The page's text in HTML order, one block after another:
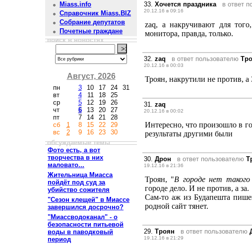
Miass.info
Справочник Miass.BIZ
Собрание депутатов
Почетные граждане
поиск в новостях
Август, 2026
пн
вт
ср
чт
пт
сб
вс
1
2
3
4
5
6
7
8
9
10
11
12
13
14
15
16
17
18
19
20
21
22
23
24
25
26
27
28
29
30
31
обсуждаемые темы
Фото есть, а вот
творчества в них
маловато...
Жительница Миасса
пойдёт под суд за
убийство сожителя
"Сезон клещей" в Миассе
завершился досрочно?
"Миассводоканал" - о
безопасности питьевой
воды в паводковый
период
33. Хочется праздника в ответ
20.12.16 в 09:16
zaq, а накручивают для
монитора, правда, только.
32. zaq в ответ пользователю
20.12.16 в 00:03
Троян, накрутили не против,
31. zaq
20.12.16 в 00:02
Интересно, что произошло в
результаты другими были
30. Дрон в ответ пользователю
19.12.16 в 21:36
Троян, "В городе нет такого
городе дело. И не против, а за.
Сам-то аж из Будапешта
родной сайт тянет.
29. Троян в ответ пользователю
19.12.16 в 21:29